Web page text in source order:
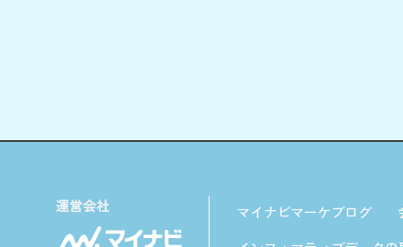
マイナビマーケブログ